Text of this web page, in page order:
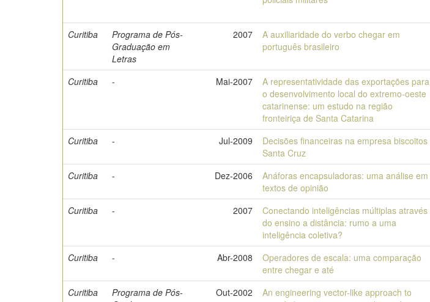
Curitiba
Programa de Pós-
Graduação em
Letras
2007
A auxiliaridade do verbo chegar em
português brasileiro
Curitiba - Mai-2007
A representatividade das exportações para
o desenvolvimento local do extremo-oeste
catarinense: um estudo na região
fronteiriça de Santa Catarina
Curitiba
- Jul-2009
Decisões financeiras na empresa biscoitos
Santa Cruz
Curitiba
- Dez-2006
Anáforas encapsuladoras: uma análise em
textos de opinião
Curitiba - 2007
Conectando inteligências múltiplas através
do ensino a distância: rumo a uma
inteligência coletiva?
Curitiba - Abr-2008
Operadores de escala: uma comparação
entre chegar e até
Curitiba
Programa de Pós-
Out-2002
An engineering vector-like approach to